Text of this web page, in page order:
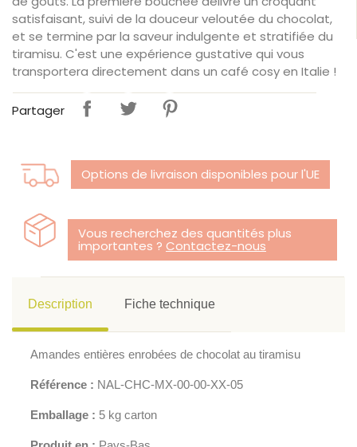
satisfaisant, suivi de la douceur veloutée du chocolat,
et se termine par la saveur indulgente et stratifiée du
tiramisu. C'est une expérience gustative qui vous
transportera directement dans un café cosy en Italie !
Partager
Options de livraison disponibles pour l'UE
Vous recherchez des quantités plus
importantes ? Contactez-nous
Description Fiche technique
Amandes entières enrobées de chocolat au tiramisu
Référence : NAL-CHC-MX-00-00-XX-05
Emballage : 5 kg carton